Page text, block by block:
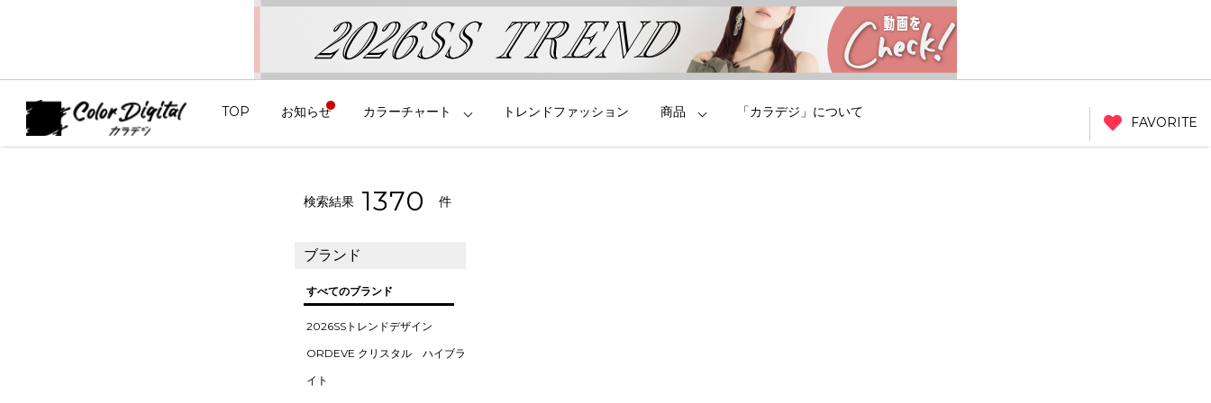
TOP お知らせ カラーチャート トレンドファッション 商品 「カラデジ」について
FAVORITE
検索結果 1370 件
ブランド
すべてのブランド
2026SSトレンドデザイン
ORDEVE クリスタル ハイブラ
イト